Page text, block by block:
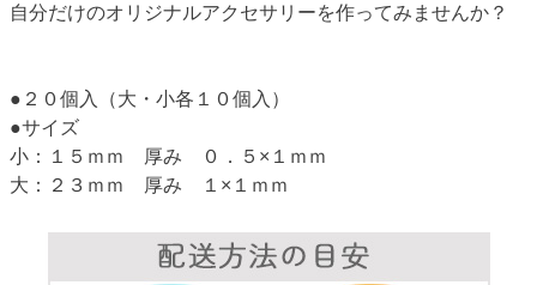
自分だけのオリジナルアクセサリーを作ってみませんか？
●２０個入（大・小各１０個入）
●サイズ
小：１５ｍｍ 厚み ０．５×１ｍｍ
大：２３ｍｍ 厚み １×１ｍｍ